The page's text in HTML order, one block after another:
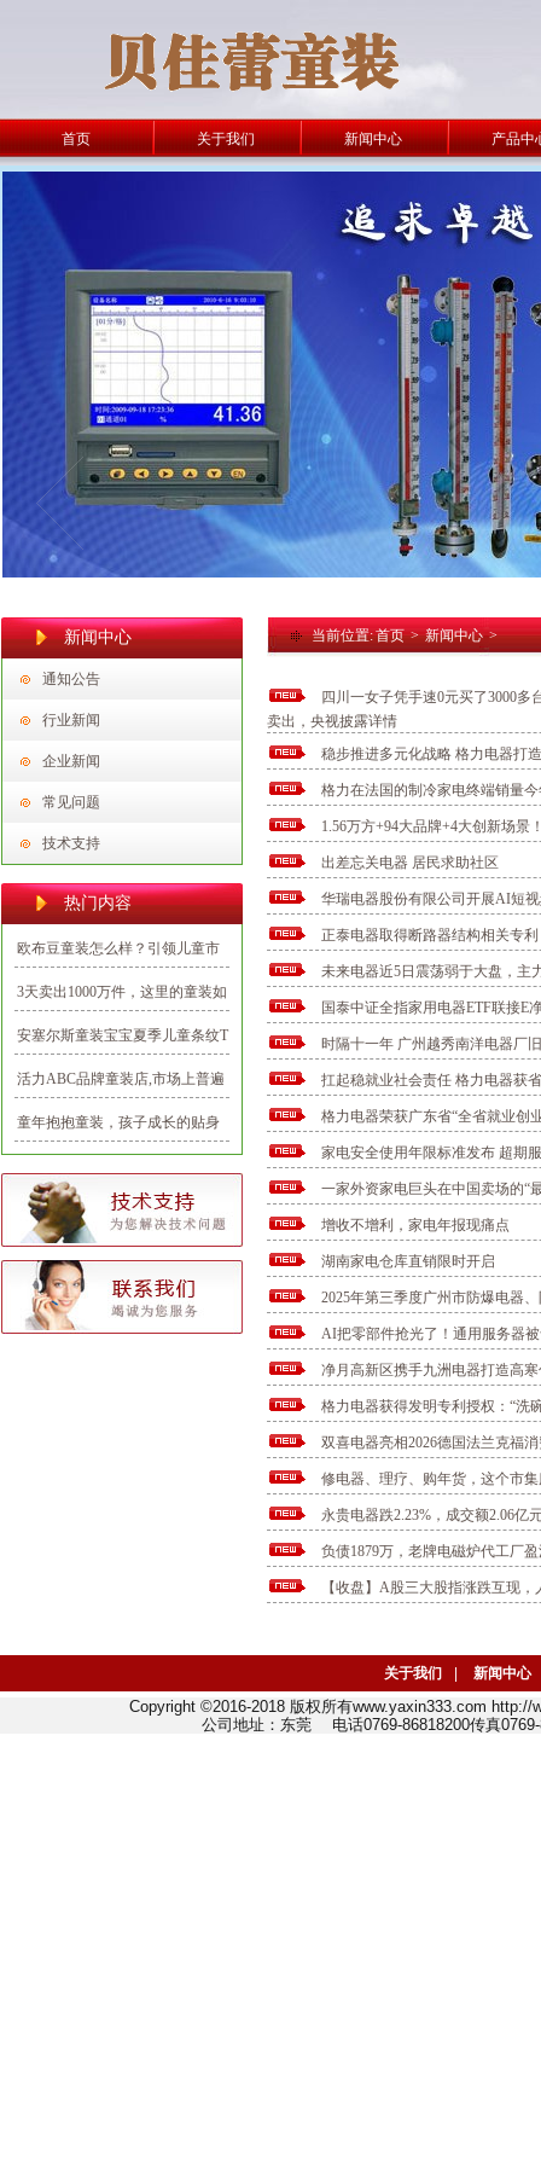
首页 关于我们 新闻中心 产品中
新闻中心
通知公告
行业新闻
企业新闻
常见问题
技术支持
热门内容
欧布豆童装怎么样？引领儿童市
场潮流打造新时代的潮娃
3天卖出1000万件，这里的童装如
何出彩又出圈？
安塞尔斯童装宝宝夏季儿童条纹T
恤1-3岁
活力ABC品牌童装店,市场上普遍
认可的优质项目
童年抱抱童装，孩子成长的贴身
守护神
当前位置:首页>新闻中心>
四川一女子凭手速0元买了3000
卖出，央视披露详情
稳步推进多元化战略 格力电器打
格力在法国的制冷家电终端销量
1.56万方+94大品牌+4大创新场
出差忘关电器 居民求助社区
华瑞电器股份有限公司开展AI短
正泰电器取得断路器结构相关专
未来电器近5日震荡弱于大盘，主
国泰中证全指家用电器ETF联接E
时隔十一年 广州越秀南洋电器厂
扛起稳就业社会责任 格力电器获
格力电器荣获广东省“全省就业创
家电安全使用年限标准发布 超期
一家外资家电巨头在中国卖场的“
增收不增利，家电年报现痛点
湖南家电仓库直销限时开启
2025年第三季度广州市防爆电器
AI把零部件抢光了！通用服务器
净月高新区携手九洲电器打造高
格力电器获得发明专利授权：“洗
双喜电器亮相2026德国法兰克福
修电器、理疗、购年货，这个市
永贵电器跌2.23%，成交额2.06亿
负债1879万，老牌电磁炉代工厂
【收盘】A股三大股指涨跌互现
关于我们 新闻中心
Copyright ©2016-2018 版权所有www.yaxin333.com
公司地址：东莞 电话0769-86818200传真